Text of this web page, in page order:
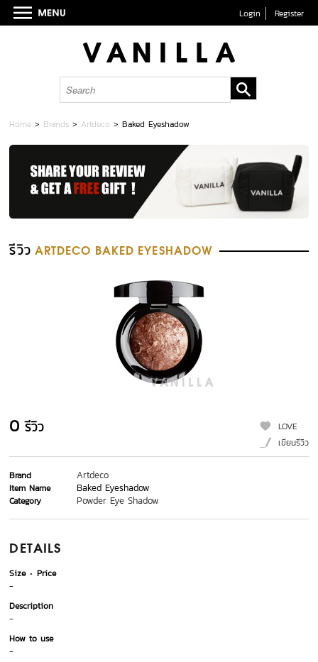
Login Register
Home > Brands > Artdeco >Baked Eyeshadow
รีวิว ARTDECO BAKED EYESHADOW
0 รีวิว
LOVE
เขียนรีวิว
Brand Artdeco
Item Name Baked Eyeshadow
Category Powder Eye Shadow
DETAILS
Size
Price
-
Description
-
How to use
-